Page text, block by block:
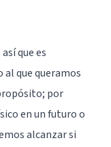
que es
que queramos
por
en un futuro o
alcanzar si